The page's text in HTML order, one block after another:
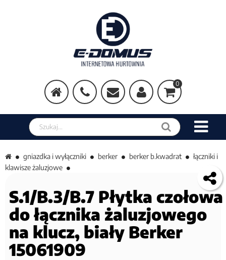
0
Szukaj w sklepie
gniazdka i wyłączniki berker berker b.kwadrat
łączniki i
klawisze żaluzjowe
S.1/B.3/B.7 Płytka czołowa
do łącznika żaluzjowego
na klucz, biały Berker
15061909